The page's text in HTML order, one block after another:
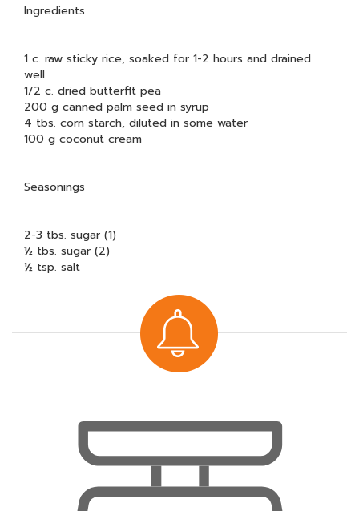
Ingredients
1 c. raw sticky rice, soaked for 1-2 hours and drained
well
1/2 c. dried butterflt pea
200 g canned palm seed in syrup
4 tbs. corn starch, diluted in some water
100 g coconut cream
Seasonings
2-3 tbs. sugar (1)
½ tbs. sugar (2)
½ tsp. salt